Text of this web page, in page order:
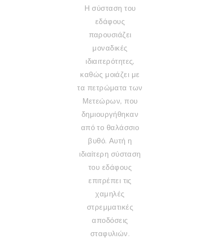
Η σύσταση του
εδάφους
παρουσιάζει
μοναδικές
ιδιαιτερότητες,
καθώς μοιάζει με
τα πετρώματα των
Μετεώρων, που
δημιουργήθηκαν
από το θαλάσσιο
βυθό. Αυτή η
ιδιαίτερη σύσταση
του εδάφους
επιτρέπει τις
χαμηλές
στρεμματικές
αποδόσεις
σταφυλιών.